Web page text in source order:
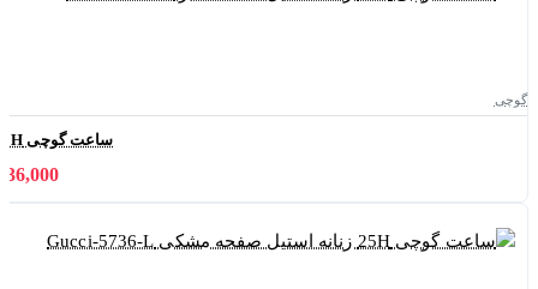
گوچی
ساعت گوچی 25H زنانه استیل صفحه سبز Gucci-6028-L
11,036,000